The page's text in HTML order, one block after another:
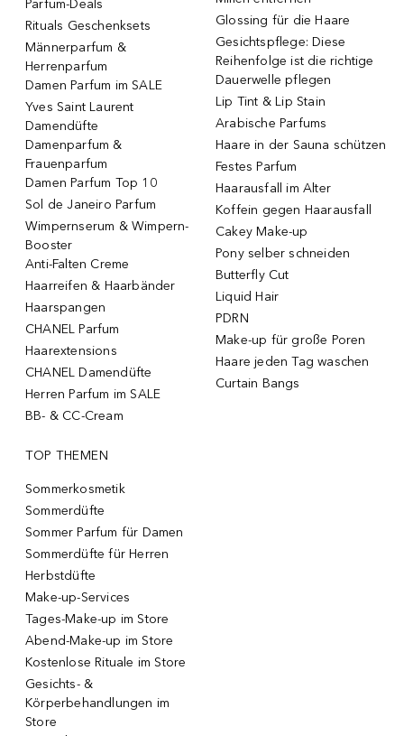
Parfum-Deals
Rituals Geschenksets
Männerparfum &
Herrenparfum
Damen Parfum im SALE
Yves Saint Laurent
Damendüfte
Damenparfum &
Frauenparfum
Damen Parfum Top 10
Sol de Janeiro Parfum
Wimpernserum & Wimpern-
Booster
Anti-Falten Creme
Haarreifen & Haarbänder
Haarspangen
CHANEL Parfum
Haarextensions
CHANEL Damendüfte
Herren Parfum im SALE
BB- & CC-Cream
Glossing für die Haare
Gesichtspflege: Diese
Reihenfolge ist die richtige
Dauerwelle pflegen
Lip Tint & Lip Stain
Arabische Parfums
Haare in der Sauna schützen
Festes Parfum
Haarausfall im Alter
Koffein gegen Haarausfall
Cakey Make-up
Pony selber schneiden
Butterfly Cut
Liquid Hair
PDRN
Make-up für große Poren
Haare jeden Tag waschen
Curtain Bangs
TOP THEMEN
Sommerkosmetik
Sommerdüfte
Sommer Parfum für Damen
Sommerdüfte für Herren
Herbstdüfte
Make-up-Services
Tages-Make-up im Store
Abend-Make-up im Store
Kostenlose Rituale im Store
Gesichts- &
Körperbehandlungen im
Store